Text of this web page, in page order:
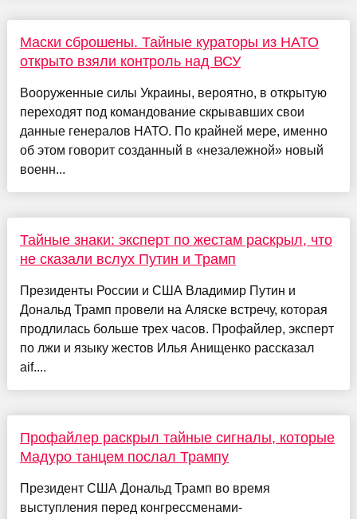
Маски сброшены. Тайные кураторы из НАТО
открыто взяли контроль над ВСУ
Вооруженные силы Украины, вероятно, в открытую
переходят под командование скрывавших свои
данные генералов НАТО. По крайней мере, именно
об этом говорит созданный в «незалежной» новый
военн...
Тайные знаки: эксперт по жестам раскрыл, что
не сказали вслух Путин и Трамп
Президенты России и США Владимир Путин и
Дональд Трамп провели на Аляске встречу, которая
продлилась больше трех часов. Профайлер, эксперт
по лжи и языку жестов Илья Анищенко рассказал
aif....
Профайлер раскрыл тайные сигналы, которые
Мадуро танцем послал Трампу
Президент США Дональд Трамп во время
выступления перед конгрессменами-